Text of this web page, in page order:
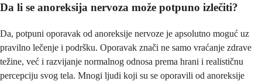
Da li se anoreksija nervoza može potpuno izlečiti?
Da, potpuni oporavak od anoreksije nervoze je apsolutno moguć uz
pravilno lečenje i podršku. Oporavak znači ne samo vraćanje zdrave
težine, već i razvijanje normalnog odnosa prema hrani i realističnu
percepciju svog tela. Mnogi ljudi koji su se oporavili od anoreksije